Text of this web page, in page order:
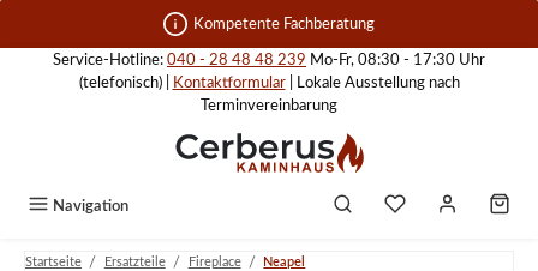
Zum Hauptinhalt springen Kompetente Fachberatung
Service-Hotline: 040 - 28 48 48 239 Mo-Fr, 08:30 - 17:30 Uhr
(telefonisch) |
Kontaktformular| Lokale Ausstellung nach
Terminvereinbarung
Navigation
Startseite / Ersatzteile / Fireplace / Neapel